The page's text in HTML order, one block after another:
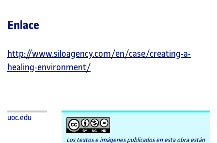
Enlace
http://www.siloagency.com/en/case/creating-a-
healing-environment/
uoc.edu
Los textos e imágenes publicados en esta obra están